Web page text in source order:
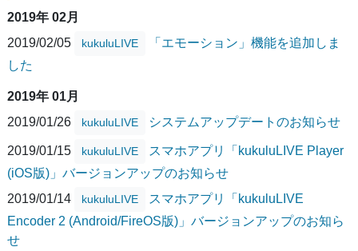
2019年 02月
2019/02/05
kukuluLIVE
「エモーション」機能を追加しま
した
2019年 01月
2019/01/26
kukuluLIVE システムアップデートのお知らせ
2019/01/15 kukuluLIVE
スマホアプリ「kukuluLIVE Player
(iOS版)」バージョンアップのお知らせ
2019/01/14
kukuluLIVE
スマホアプリ「kukuluLIVE
Encoder 2 (Android/FireOS版)」バージョンアップのお知ら
せ